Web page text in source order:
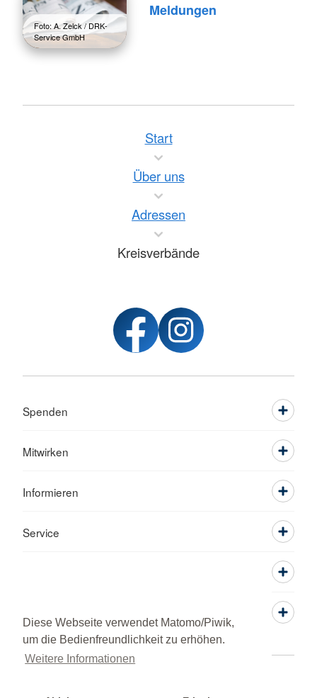
Diese Webseite verwendet Matomo/Piwik,
um die Bedienfreundlichkeit zu erhöhen.
Weitere Informationen
Foto: A. Zelck / DRK-
Service GmbH
Meldungen
Start
Über uns
Adressen
Kreisverbände
Spenden
Mitwirken
Informieren
Service